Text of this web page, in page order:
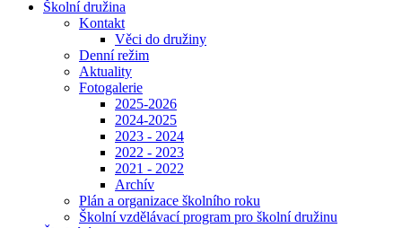
Školní družina
Kontakt
Věci do družiny
Denní režim
Aktuality
Fotogalerie
2025-2026
2024-2025
2023 - 2024
2022 - 2023
2021 - 2022
Archív
Plán a organizace školního roku
Školní vzdělávací program pro školní družinu